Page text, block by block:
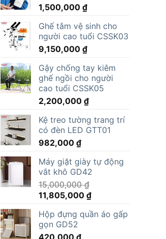
1,500,000 ₫
Ghế tắm vệ sinh cho
người cao tuổi CSSK03
9,150,000 ₫
Gậy chống tay kiêm
ghế ngồi cho người
cao tuổi CSSK05
2,200,000 ₫
Kệ treo tường trang trí
có đèn LED GTT01
982,000 ₫
Máy giặt giày tự động
vắt khô GD42
15,000,000₫
Giá
là:
15,000,000 ₫.
11,805,000 ₫Giá
tại
Hộp đựng quần áo gấp
gọn GD52
420,000 ₫